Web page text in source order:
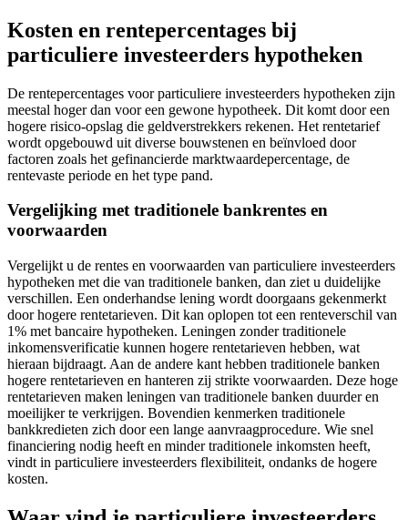
Kosten en rentepercentages bij
particuliere investeerders hypotheken
De rentepercentages voor particuliere investeerders hypotheken zijn
meestal hoger dan voor een gewone hypotheek. Dit komt door een
hogere risico-opslag die geldverstrekkers rekenen. Het rentetarief
wordt opgebouwd uit diverse bouwstenen en beïnvloed door
factoren zoals het gefinancierde marktwaardepercentage, de
rentevaste periode en het type pand.
Vergelijking met traditionele bankrentes en
voorwaarden
Vergelijkt u de rentes en voorwaarden van particuliere investeerders
hypotheken met die van traditionele banken, dan ziet u duidelijke
verschillen. Een onderhandse lening wordt doorgaans gekenmerkt
door hogere rentetarieven. Dit kan oplopen tot een renteverschil van
1% met bancaire hypotheken. Leningen zonder traditionele
inkomensverificatie kunnen hogere rentetarieven hebben, wat
hieraan bijdraagt. Aan de andere kant hebben traditionele banken
hogere rentetarieven en hanteren zij strikte voorwaarden. Deze hoge
rentetarieven maken leningen van traditionele banken duurder en
moeilijker te verkrijgen. Bovendien kenmerken traditionele
bankkredieten zich door een lange aanvraagprocedure. Wie snel
financiering nodig heeft en minder traditionele inkomsten heeft,
vindt in particuliere investeerders flexibiliteit, ondanks de hogere
kosten.